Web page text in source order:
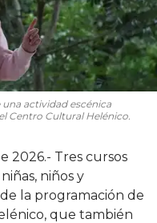
actividad escénica
Centro Cultural Helénico.
2026.- Tres cursos
niños y
la programación de
que también